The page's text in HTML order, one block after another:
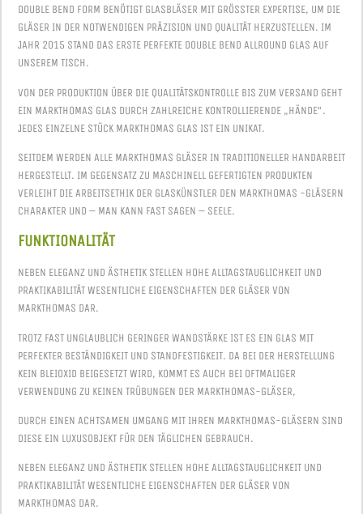
OUBLE BEND FORM BENÖTIGT GLASBLÄSER MIT GRÖSSTER EXPERTISE, UM DIE GL
ÄSER IN DER NOTWENDIGEN PRÄZISION UND QUALITÄT HERZUSTELLEN. IM JA
HR 2015 STAND DAS ERSTE PERFEKTE DOUBLE BEND ALLROUND GLAS AUF UN
SEREM TISCH.
VON DER PRODUKTION ÜBER DIE QUALITÄTSKONTROLLE BIS ZUM VERSAND GEHT
EIN MARKTHOMAS GLAS DURCH ZAHLREICHE KONTROLLIERENDE „HÄNDE“.
JEDES EINZELNE STÜCK MARKTHOMAS GLAS IST EIN UNIKAT.
SEITDEM WERDEN ALLE MARKTHOMAS GLÄSER IN TRADITIONELLER HANDARBEIT
HERGESTELLT. IM GEGENSATZ ZU MASCHINELL GEFERTIGTEN PRODUKTEN
VERLEIHT DIE ARBEITSETHIK DER GLASKÜNSTLER DEN MARKTHOMAS -GLÄSERN
CHARAKTER UND – MAN KANN FAST SAGEN – SEELE.
FUNKTIONALITÄT
NEBEN ELEGANZ UND ÄSTHETIK STELLEN HOHE ALLTAGSTAUGLICHKEIT UND
PRAKTIKABILITÄT WESENTLICHE EIGENSCHAFTEN DER GLÄSER VON
MARKTHOMAS DAR.
TROTZ FAST UNGLAUBLICH GERINGER WANDSTÄRKE IST ES EIN GLAS MIT
PERFEKTER BESTÄNDIGKEIT UND STANDFESTIGKEIT. DA BEI DER HERSTELLUNG
KEIN BLEIOXID BEIGESETZT WIRD, KOMMT ES AUCH BEI OFTMALIGER
VERWENDUNG ZU KEINEN TRÜBUNGEN DER MARKTHOMAS-GLÄSER,
DURCH EINEN ACHTSAMEN UMGANG MIT IHREN MARKTHOMAS-GLÄSERN SIND
DIESE EIN LUXUSOBJEKT FÜR DEN TÄGLICHEN GEBRAUCH.
NEBEN ELEGANZ UND ÄSTHETIK STELLEN HOHE ALLTAGSTAUGLICHKEIT UND
PRAKTIKABILITÄT WESENTLICHE EIGENSCHAFTEN DER GLÄSER VON
MARKTHOMAS DAR.